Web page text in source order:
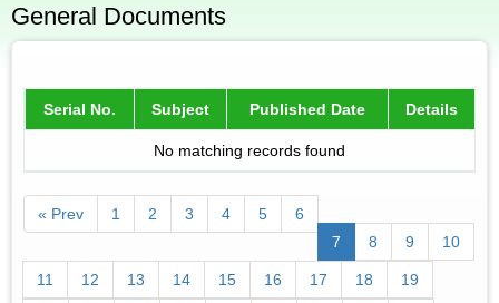
General Documents
Serial No. Subject Published Date Details
No matching records found
« Prev 1 2 3 4 5
6
7
8 9 10
11 12 13 14 15 16 17 18 19